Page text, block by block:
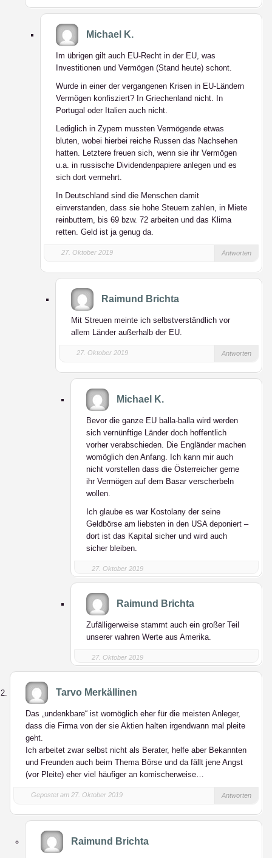
Michael K.
Im übrigen gilt auch EU-Recht in der EU, was
Investitionen und Vermögen (Stand heute) schont.
Wurde in einer der vergangenen Krisen in EU-Ländern
Vermögen konfisziert? In Griechenland nicht. In
Portugal oder Italien auch nicht.
Lediglich in Zypern mussten Vermögende etwas
bluten, wobei hierbei reiche Russen das Nachsehen
hatten. Letztere freuen sich, wenn sie ihr Vermögen
u.a. in russische Dividendenpapiere anlegen und es
sich dort vermehrt.
In Deutschland sind die Menschen damit
einverstanden, dass sie hohe Steuern zahlen, in Miete
reinbuttern, bis 69 bzw. 72 arbeiten und das Klima
retten. Geld ist ja genug da.
27. Oktober 2019 Antworten
Raimund Brichta
Mit Streuen meinte ich selbstverständlich vor
allem Länder außerhalb der EU.
27. Oktober 2019 Antworten
Michael K.
Bevor die ganze EU balla-balla wird werden
sich vernünftige Länder doch hoffentlich
vorher verabschieden. Die Engländer machen
womöglich den Anfang. Ich kann mir auch
nicht vorstellen dass die Österreicher gerne
ihr Vermögen auf dem Basar verscherbeln
wollen.
Ich glaube es war Kostolany der seine
Geldbörse am liebsten in den USA deponiert –
dort ist das Kapital sicher und wird auch
sicher bleiben.
27. Oktober 2019
Raimund Brichta
Zufälligerweise stammt auch ein großer Teil
unserer wahren Werte aus Amerika.
27. Oktober 2019
Tarvo Merkällinen
Das „undenkbare“ ist womöglich eher für die meisten Anleger,
dass die Firma von der sie Aktien halten irgendwann mal pleite
geht.
Ich arbeitet zwar selbst nicht als Berater, helfe aber Bekannten
und Freunden auch beim Thema Börse und da fällt jene Angst
(vor Pleite) eher viel häufiger an komischerweise…
Gepostet am 27. Oktober 2019 Antworten
Raimund Brichta